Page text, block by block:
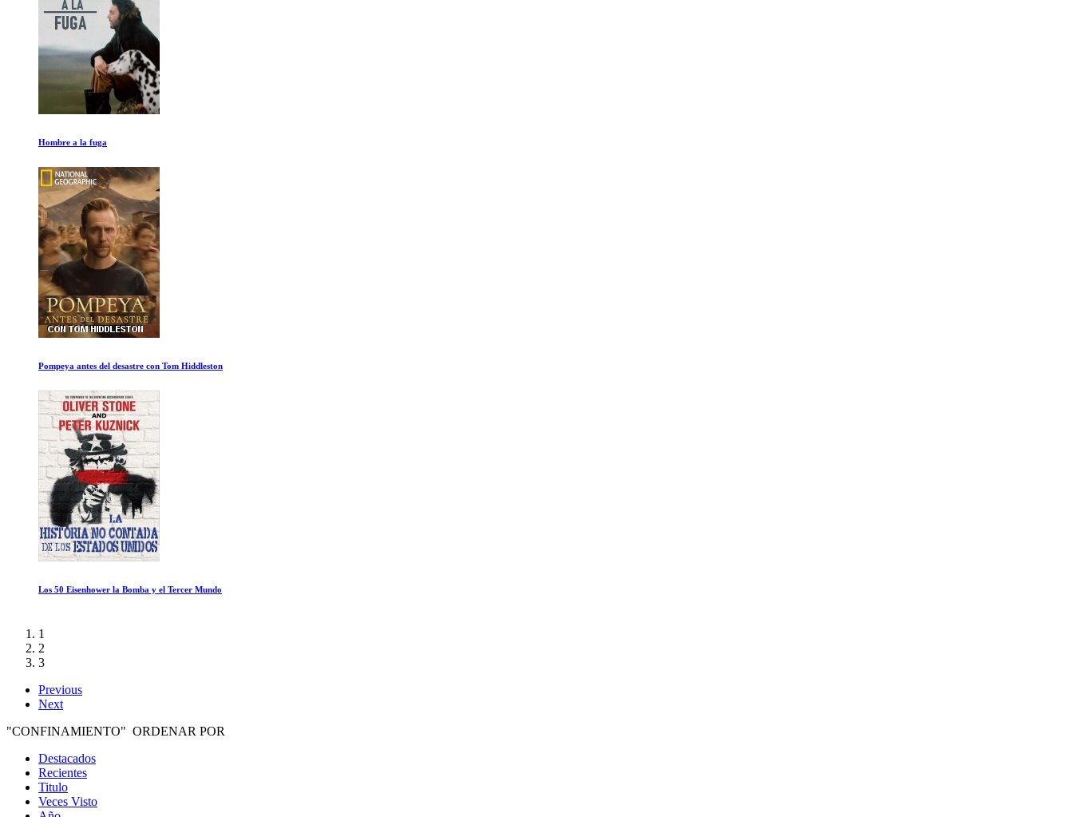
Vikingos Temporada 1 Ep 3-4
Buscando a Sugar Man
Sahara
1
2
3
Previous
Next
"CONFINAMIENTO" ORDENAR POR
Destacados
Recientes
Titulo
Veces Visto